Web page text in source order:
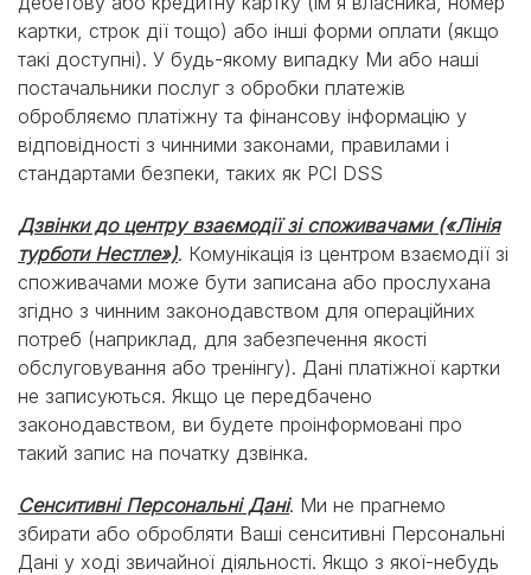
картки, строк дії тощо) або інші форми оплати (якщо
такі доступні). У будь-якому випадку Ми або наші
постачальники послуг з обробки платежів
обробляємо платіжну та фінансову інформацію у
відповідності з чинними законами, правилами і
стандартами безпеки, таких як PCI DSS
Дзвінки до центру взаємодії зі споживачами («Лінія
турботи Нестле»). Комунікація із центром взаємодії зі
споживачами може бути записана або прослухана
згідно з чинним законодавством для операційних
потреб (наприклад, для забезпечення якості
обслуговування або тренінгу). Дані платіжної картки
не записуються. Якщо це передбачено
законодавством, ви будете проінформовані про
такий запис на початку дзвінка.
Сенситивні Персональні Дані. Ми не прагнемо
збирати або обробляти Ваші сенситивні Персональні
Дані у ході звичайної діяльності. Якщо з якої-небудь